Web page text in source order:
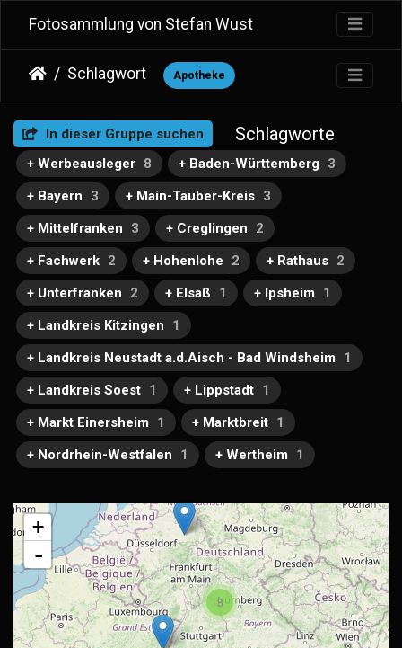
Fotosammlung von Stefan Wust
Schlagwort Apotheke
In dieser Gruppe suchen Schlagworte
+ Werbeausleger 8 + Baden-Württemberg
3
+ Bayern
3 + Main-Tauber-Kreis 3
+ Mittelfranken
3 + Creglingen
2
+ Fachwerk 2 + Hohenlohe 2 + Rathaus 2
+ Unterfranken
2 + Elsaß 1 + Ipsheim
1
+ Landkreis Kitzingen
1
+ Landkreis Neustadt a.d.Aisch - Bad Windsheim
1
+ Landkreis Soest 1 + Lippstadt 1
+ Markt Einersheim
1 + Marktbreit 1
+ Nordrhein-Westfalen
1 + Wertheim 1
8
+
-